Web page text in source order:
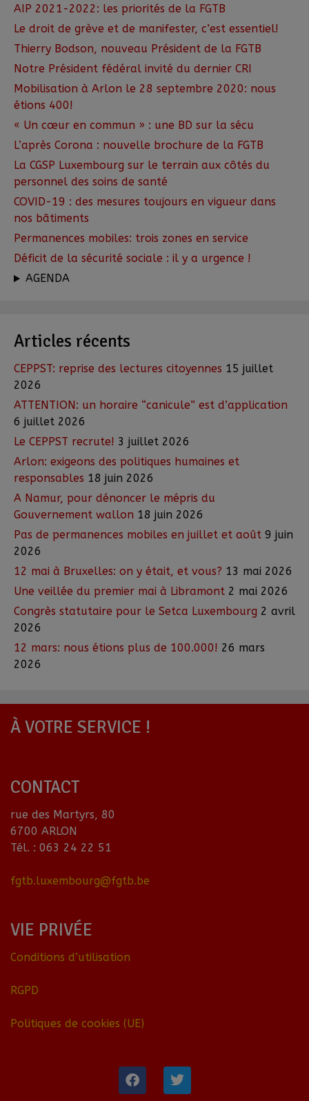
AIP 2021-2022: les priorités de la FGTB
Le droit de grève et de manifester, c’est essentiel!
Thierry Bodson, nouveau Président de la FGTB
Notre Président fédéral invité du dernier CRI
Mobilisation à Arlon le 28 septembre 2020: nous
étions 400!
« Un cœur en commun » : une BD sur la sécu
L’après Corona : nouvelle brochure de la FGTB
La CGSP Luxembourg sur le terrain aux côtés du
personnel des soins de santé
COVID-19 : des mesures toujours en vigueur dans
nos bâtiments
Permanences mobiles: trois zones en service
Déficit de la sécurité sociale : il y a urgence !
AGENDA
Articles récents
CEPPST: reprise des lectures citoyennes 15 juillet
2026
ATTENTION: un horaire “canicule” est d’application
6 juillet 2026
Le CEPPST recrute! 3 juillet 2026
Arlon: exigeons des politiques humaines et
responsables 18 juin 2026
A Namur, pour dénoncer le mépris du
Gouvernement wallon 18 juin 2026
Pas de permanences mobiles en juillet et août 9 juin
2026
12 mai à Bruxelles: on y était, et vous? 13 mai 2026
Une veillée du premier mai à Libramont 2 mai 2026
Congrès statutaire pour le Setca Luxembourg 2 avril
2026
12 mars: nous étions plus de 100.000! 26 mars
2026
À VOTRE SERVICE !
CONTACT
rue des Martyrs, 80
6700 ARLON
Tél. : 063 24 22 51
fgtb.luxembourg@fgtb.be
VIE PRIVÉE
Conditions d’utilisation
RGPD
Politiques de cookies (UE)